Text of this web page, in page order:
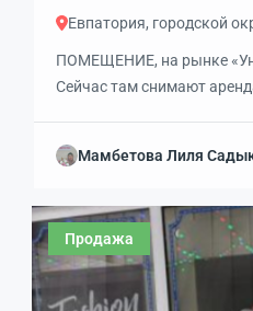
Евпатория, городской
ПОМЕЩЕНИЕ, на рынке
Сейчас там снимают
Мамбетова Лиля
Продажа